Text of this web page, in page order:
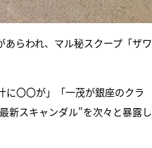
らわれ、マル秘スクープ「ザワ
に〇〇が」「一茂が銀座のクラ
新スキャンダル”を次々と暴露し